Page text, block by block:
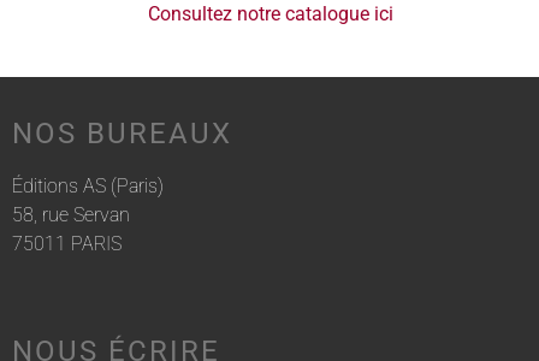
Consultez notre catalogue ici
NOS BUREAUX
Éditions AS (Paris)
58, rue Servan
75011 PARIS
NOUS ÉCRIRE